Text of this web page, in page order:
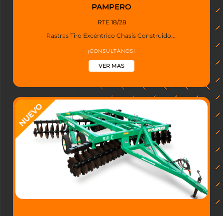
PAMPERO
RTE 18/28
Rastras Tiro Excéntrico Chasis Construido...
¡CONSULTANOS!
VER MAS